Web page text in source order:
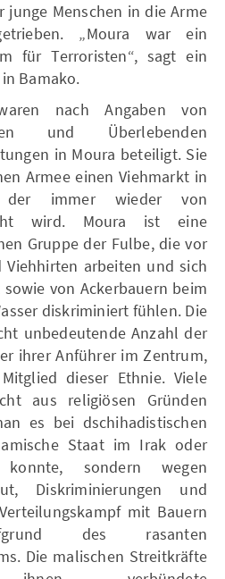
Menschen in die Arme
„Moura war ein
für Terroristen“, sagt ein
Bamako.
nach Angaben von
und Überlebenden
in Moura beteiligt. Sie
Armee einen Viehmarkt in
der immer wieder von
wird. Moura ist eine
Gruppe der Fulbe, die vor
arbeiten und sich
von Ackerbauern beim
diskriminiert fühlen. Die
unbedeutende Anzahl der
ihrer Anführer im Zentrum,
dieser Ethnie. Viele
aus religiösen Gründen
es bei dschihadistischen
Staat im Irak oder
konnte, sondern wegen
Diskriminierungen und
mit Bauern
des rasanten
Die malischen Streitkräfte